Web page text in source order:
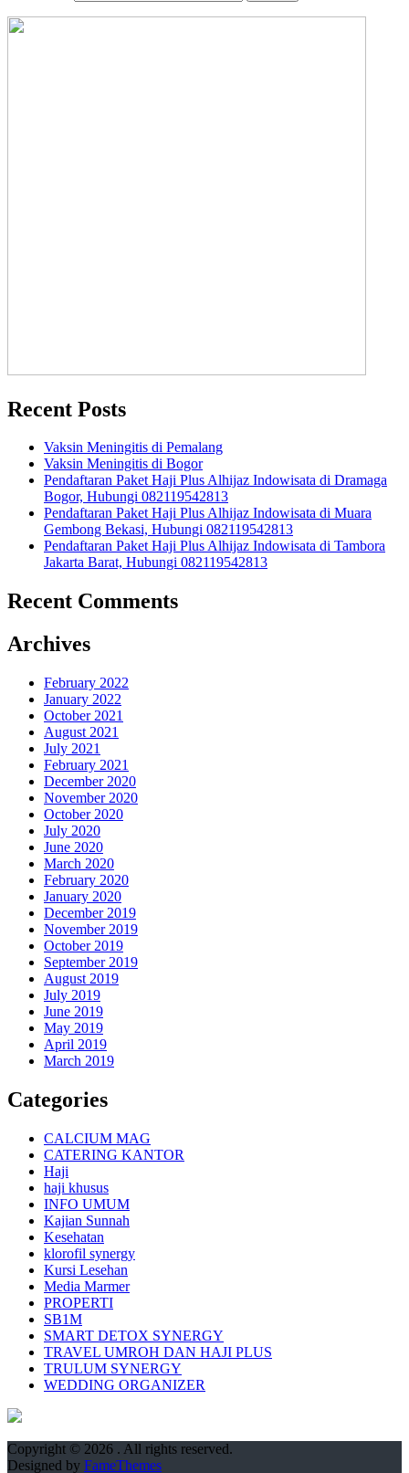
Recent Posts
Vaksin Meningitis di Pemalang
Vaksin Meningitis di Bogor
Pendaftaran Paket Haji Plus Alhijaz Indowisata di Dramaga
Bogor, Hubungi 082119542813
Pendaftaran Paket Haji Plus Alhijaz Indowisata di Muara
Gembong Bekasi, Hubungi 082119542813
Pendaftaran Paket Haji Plus Alhijaz Indowisata di Tambora
Jakarta Barat, Hubungi 082119542813
Recent Comments
Archives
February 2022
January 2022
October 2021
August 2021
July 2021
February 2021
December 2020
November 2020
October 2020
July 2020
June 2020
March 2020
February 2020
January 2020
December 2019
November 2019
October 2019
September 2019
August 2019
July 2019
June 2019
May 2019
April 2019
March 2019
Categories
CALCIUM MAG
CATERING KANTOR
Haji
haji khusus
INFO UMUM
Kajian Sunnah
Kesehatan
klorofil synergy
Kursi Lesehan
Media Marmer
PROPERTI
SB1M
SMART DETOX SYNERGY
TRAVEL UMROH DAN HAJI PLUS
TRULUM SYNERGY
WEDDING ORGANIZER
Copyright © 2026 . All rights reserved.
Designed by FameThemes